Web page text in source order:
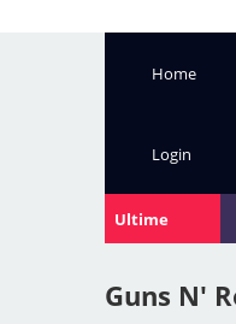
Home
Login
Ultime
Guns N'